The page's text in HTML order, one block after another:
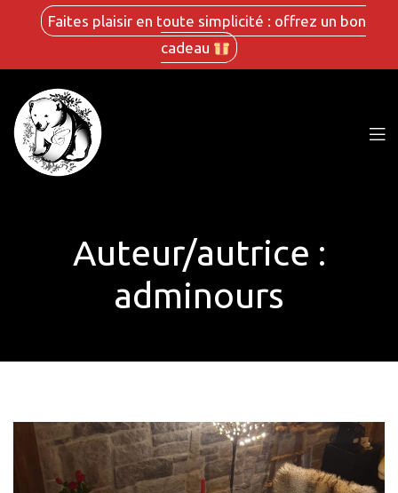
Faites plaisir en toute simplicité : offrez un bon
cadeau
Auteur/autrice :
adminours